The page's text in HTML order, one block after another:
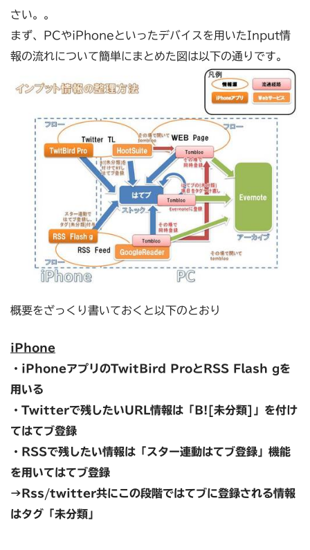
さい。。
まず、PCやiPhoneといったデバイスを用いたInput情
報の流れについて簡単にまとめた図は以下の通りです。
概要をざっくり書いておくと以下のとおり
iPhone
・iPhoneアプリのTwitBird ProとRSS Flash gを
用いる
・Twitterで残したいURL情報は「B![未分類]」を付け
てはてブ登録
・RSSで残したい情報は「スター連動はてブ登録」機能
を用いてはてブ登録
→Rss/twitter共にこの段階ではてブに登録される情報
はタグ「未分類」